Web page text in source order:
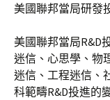
美國聯邦當局研發
美國聯邦當局R&D
迷信、心思學、物
迷信、工程迷信、
科範疇R&D投進的